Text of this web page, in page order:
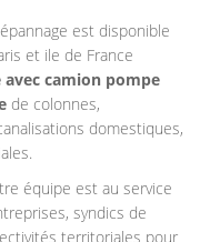
est disponible
et ile de France
avec camion pompe
de colonnes,
domestiques,
équipe est au service
syndics de
territoriales pour